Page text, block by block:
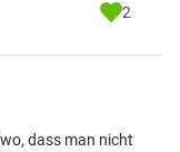
2
dass man nicht